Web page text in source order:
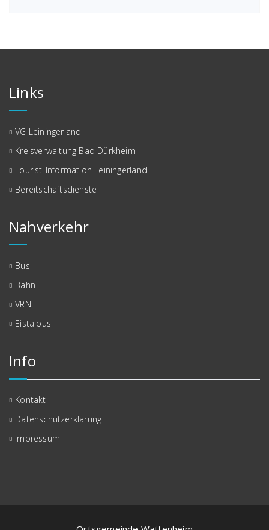
Links
VG Leiningerland
Kreisverwaltung Bad Dürkheim
Tourist-Information Leiningerland
Bereitschaftsdienste
Nahverkehr
Bus
Bahn
VRN
Eistalbus
Info
Kontakt
Datenschutzerklärung
Impressum